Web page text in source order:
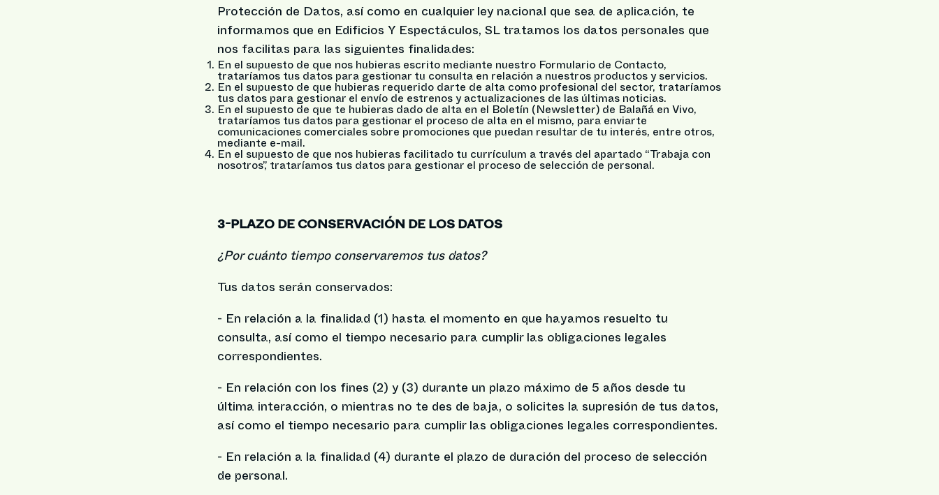
Protección de Datos, así como en cualquier ley nacional que sea de aplicación, te
informamos que en Edificios Y Espectáculos, SL tratamos los datos personales que
nos facilitas para las siguientes finalidades:
En el supuesto de que nos hubieras escrito mediante nuestro Formulario de Contacto,
trataríamos tus datos para gestionar tu consulta en relación a nuestros productos y servicios.
En el supuesto de que hubieras requerido darte de alta como profesional del sector, trataríamos
tus datos para gestionar el envío de estrenos y actualizaciones de las últimas noticias.
En el supuesto de que te hubieras dado de alta en el Boletín (Newsletter) de Balañá en Vivo,
trataríamos tus datos para gestionar el proceso de alta en el mismo, para enviarte
comunicaciones comerciales sobre promociones que puedan resultar de tu interés, entre otros,
mediante e-mail.
En el supuesto de que nos hubieras facilitado tu currículum a través del apartado “Trabaja con
nosotros”, trataríamos tus datos para gestionar el proceso de selección de personal.
3-PLAZO DE CONSERVACIÓN DE LOS DATOS
¿Por cuánto tiempo conservaremos tus datos?
Tus datos serán conservados:
- En relación a la finalidad (1) hasta el momento en que hayamos resuelto tu
consulta, así como el tiempo necesario para cumplir las obligaciones legales
correspondientes.
- En relación con los fines (2) y (3) durante un plazo máximo de 5 años desde tu
última interacción, o mientras no te des de baja, o solicites la supresión de tus datos,
así como el tiempo necesario para cumplir las obligaciones legales correspondientes.
- En relación a la finalidad (4) durante el plazo de duración del proceso de selección
de personal.